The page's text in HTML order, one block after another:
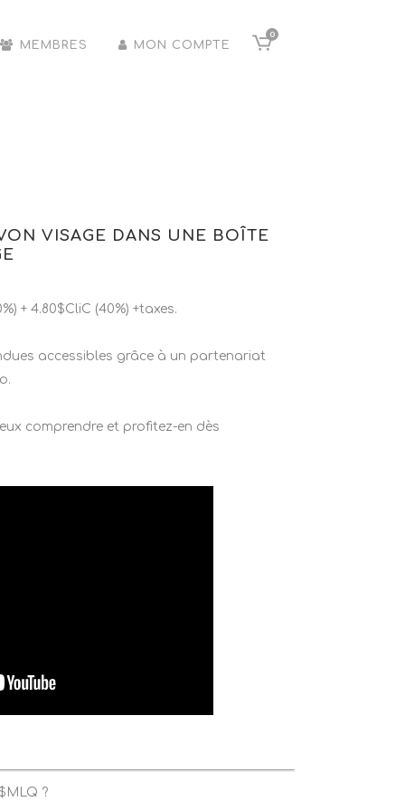
0
MEMBRES MON COMPTE
VISAGE DANS UNE BOÎTE
+ 4.80$CliC (40%) +taxes.
accessibles grâce à un partenariat
comprendre et profitez-en dès
?